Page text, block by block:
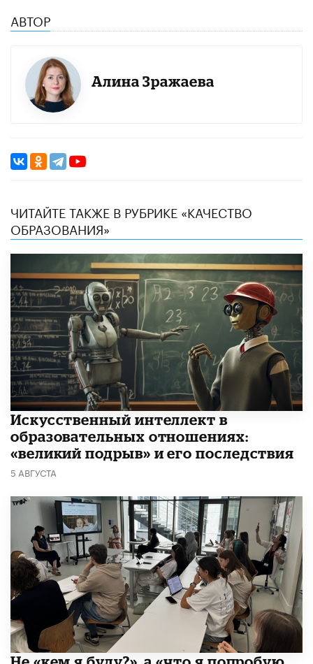
АВТОР
Алина Зражаева
ЧИТАЙТЕ ТАКЖЕ В РУБРИКЕ «КАЧЕСТВО
ОБРАЗОВАНИЯ»
​Искусственный интеллект в
образовательных отношениях:
«великий подрыв» и его последствия
5 АВГУСТА